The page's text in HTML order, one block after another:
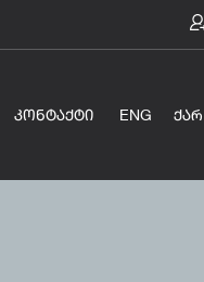
ᲙᲝᲜᲢᲐᲥᲢᲘ ENG ᲥᲐᲠ